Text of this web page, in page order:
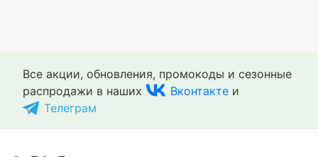
Все акции, обновления, промокоды и сезонные
распродажи в наших
Вконтакте и
Телеграм